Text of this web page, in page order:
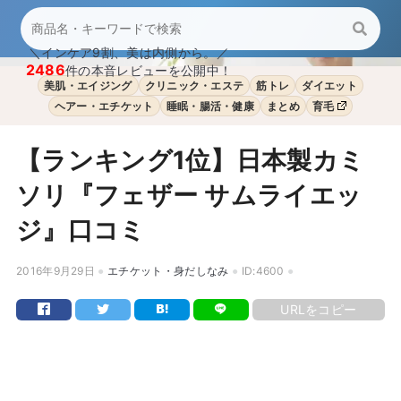
＼インケア9割、美は内側から。／
2486件の本音レビューを公開中！
美肌・エイジング クリニック・エステ 筋トレ
ダイエット
ヘアー・エチケット
睡眠・腸活・健康 まとめ 育毛
【ランキング1位】日本製カミ
ソリ『フェザー サムライエッ
ジ』口コミ
2016年9月29日 エチケット・身だしなみ ID:4600
URLをコピー